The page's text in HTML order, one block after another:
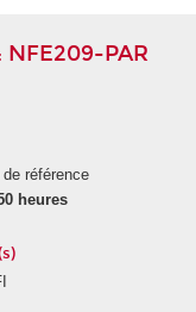
NFE209-PAR
référence
heures